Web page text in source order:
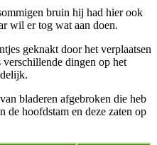
bruin hij had hier ook
wil er tog wat aan doen.
geknakt door het verplaatsen
dingen op het
bladeren afgebroken die heb
de hoofdstam en deze zaten op